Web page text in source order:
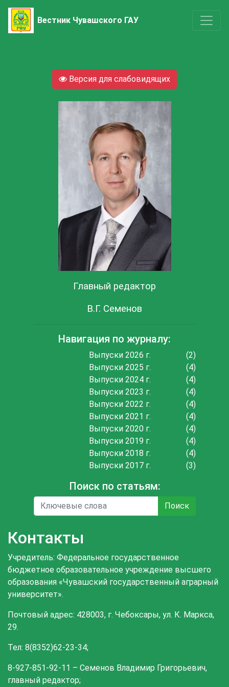
Вестник Чувашского ГАУ
Версия для слабовидящих
Главный редактор
В.Г. Семенов
Навигация по журналу:
Выпуски 2026 г.
(2)
Выпуски 2025 г.
(4)
Выпуски 2024 г.
(4)
Выпуски 2023 г.
(4)
Выпуски 2022 г.
(4)
Выпуски 2021 г.
(4)
Выпуски 2020 г.
(4)
Выпуски 2019 г.
(4)
Выпуски 2018 г.
(4)
Выпуски 2017 г.
(3)
Поиск по статьям:
Поиск
Контакты
Учредитель: Федеральное государственное
бюджетное образовательное учреждение высшего
образования «Чувашский государственный аграрный
университет».
Почтовый адрес: 428003, г. Чебоксары, ул. К. Маркса,
29.
Тел: 8(8352)62-23-34;
8-927-851-92-11 – Семенов Владимир Григорьевич,
главный редактор;